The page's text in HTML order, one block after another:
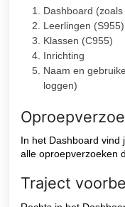
Dashboard
Leerlingen (S955)
Klassen (C955)
Inrichting
Naam en
loggen)
In het Dashboard vind
alle oproepverzoeken
Traject